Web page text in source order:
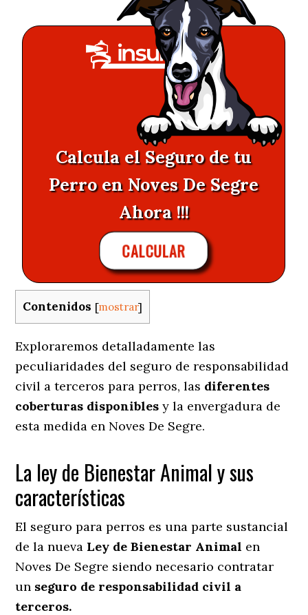
Calcula el Seguro de tu
Perro en Noves De Segre
Ahora !!!
CALCULAR
Contenidos [mostrar]
Exploraremos detalladamente las
peculiaridades del seguro de responsabilidad
civil a terceros para perros, las diferentes
coberturas disponibles y la envergadura de
esta medida en Noves De Segre.
La ley de Bienestar Animal y sus
características
El seguro para perros es una parte sustancial
de la nueva Ley de Bienestar Animal en
Noves De Segre siendo necesario contratar
un seguro de responsabilidad civil a
terceros.